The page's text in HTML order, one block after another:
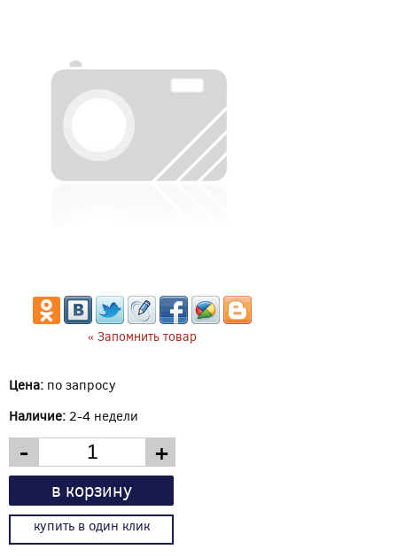
« Запомнить товар
Цена: по запросу
Наличие: 2-4 недели
- +
в корзину
купить в один клик